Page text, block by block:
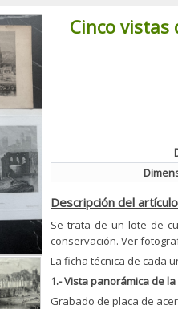
Cinco vistas
Descripción del artículo
Se trata de un lote de
conservación. Ver
La ficha técnica de cada
1.- Vista panorámica de
Grabado de placa de